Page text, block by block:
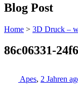
Blog Post
Home > 3D Druck –
86c06331-
Apes, 2 Jahren